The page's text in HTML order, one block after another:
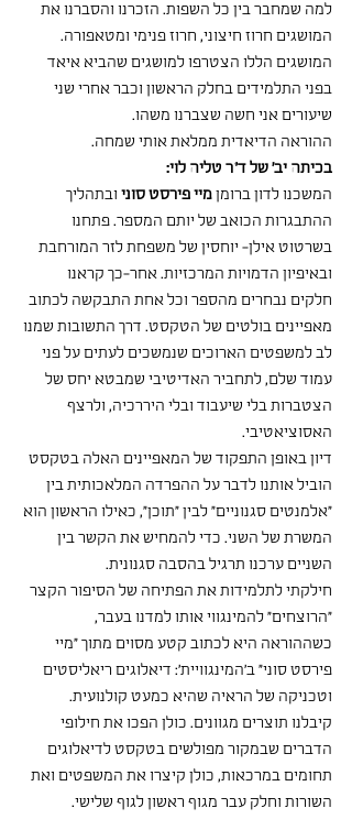
למה שמחבר בין כל השפות. הזכרנו והסברנו את
המושגים חרוז חיצוני, חרוז פנימי ומטאפורה.
המושגים הללו הצטרפו למושגים שהביא איאד
בפני התלמידים בחלק הראשון וכבר אחרי שני
שיעורים אני חשה שצברנו משהו.
ההוראה הדיאדית ממלאת אותי שמחה.
בכיתה יב' של ד"ר טליה לוי:
המשכנו לדון ברומן מיי פירסט סוני ובתהליך
ההתבגרות הכואב של יותם המספר. פתחנו
בשרטוט אילן- יוחסין של משפחת לזר המורחבת
ובאיפיון הדמויות המרכזיות. אחר-כך קראנו
חלקים נבחרים מהספר וכל אחת התבקשה לכתוב
מאפיינים בולטים של הטקסט. דרך התשובות שמנו
לב למשפטים הארוכים שנמשכים לעתים על פני
עמוד שלם, לתחביר האדיטיבי שמבטא יחס של
הצטברות בלי שיעבוד ובלי היררכיה, ולרצף
האסוציאטיבי.
דיון באופן התפקוד של המאפיינים האלה בטקסט
הוביל אותנו לדבר על ההפרדה המלאכותית בין
"אלמנטים סגנוניים" לבין "תוכן", כאילו הראשון הוא
המשרת של השני. כדי להמחיש את הקשר בין
השניים ערכנו תרגיל בהסבה סגנונית.
חילקתי לתלמידות את הפתיחה של הסיפור הקצר
"הרוצחים" להמינגווי אותו למדנו בעבר,
כשההוראה היא לכתוב קטע מסוים מתוך "מיי
פירסט סוני" ב'המינגוויית': דיאלוגים ריאליסטים
וטכניקה של הראיה שהיא כמעט קולנועית.
קיבלנו תוצרים מגוונים. כולן הפכו את חילופי
הדברים שבמקור מפולשים בטקסט לדיאלוגים
תחומים במרכאות, כולן קיצרו את המשפטים ואת
השורות וחלק עבר מגוף ראשון לגוף שלישי.